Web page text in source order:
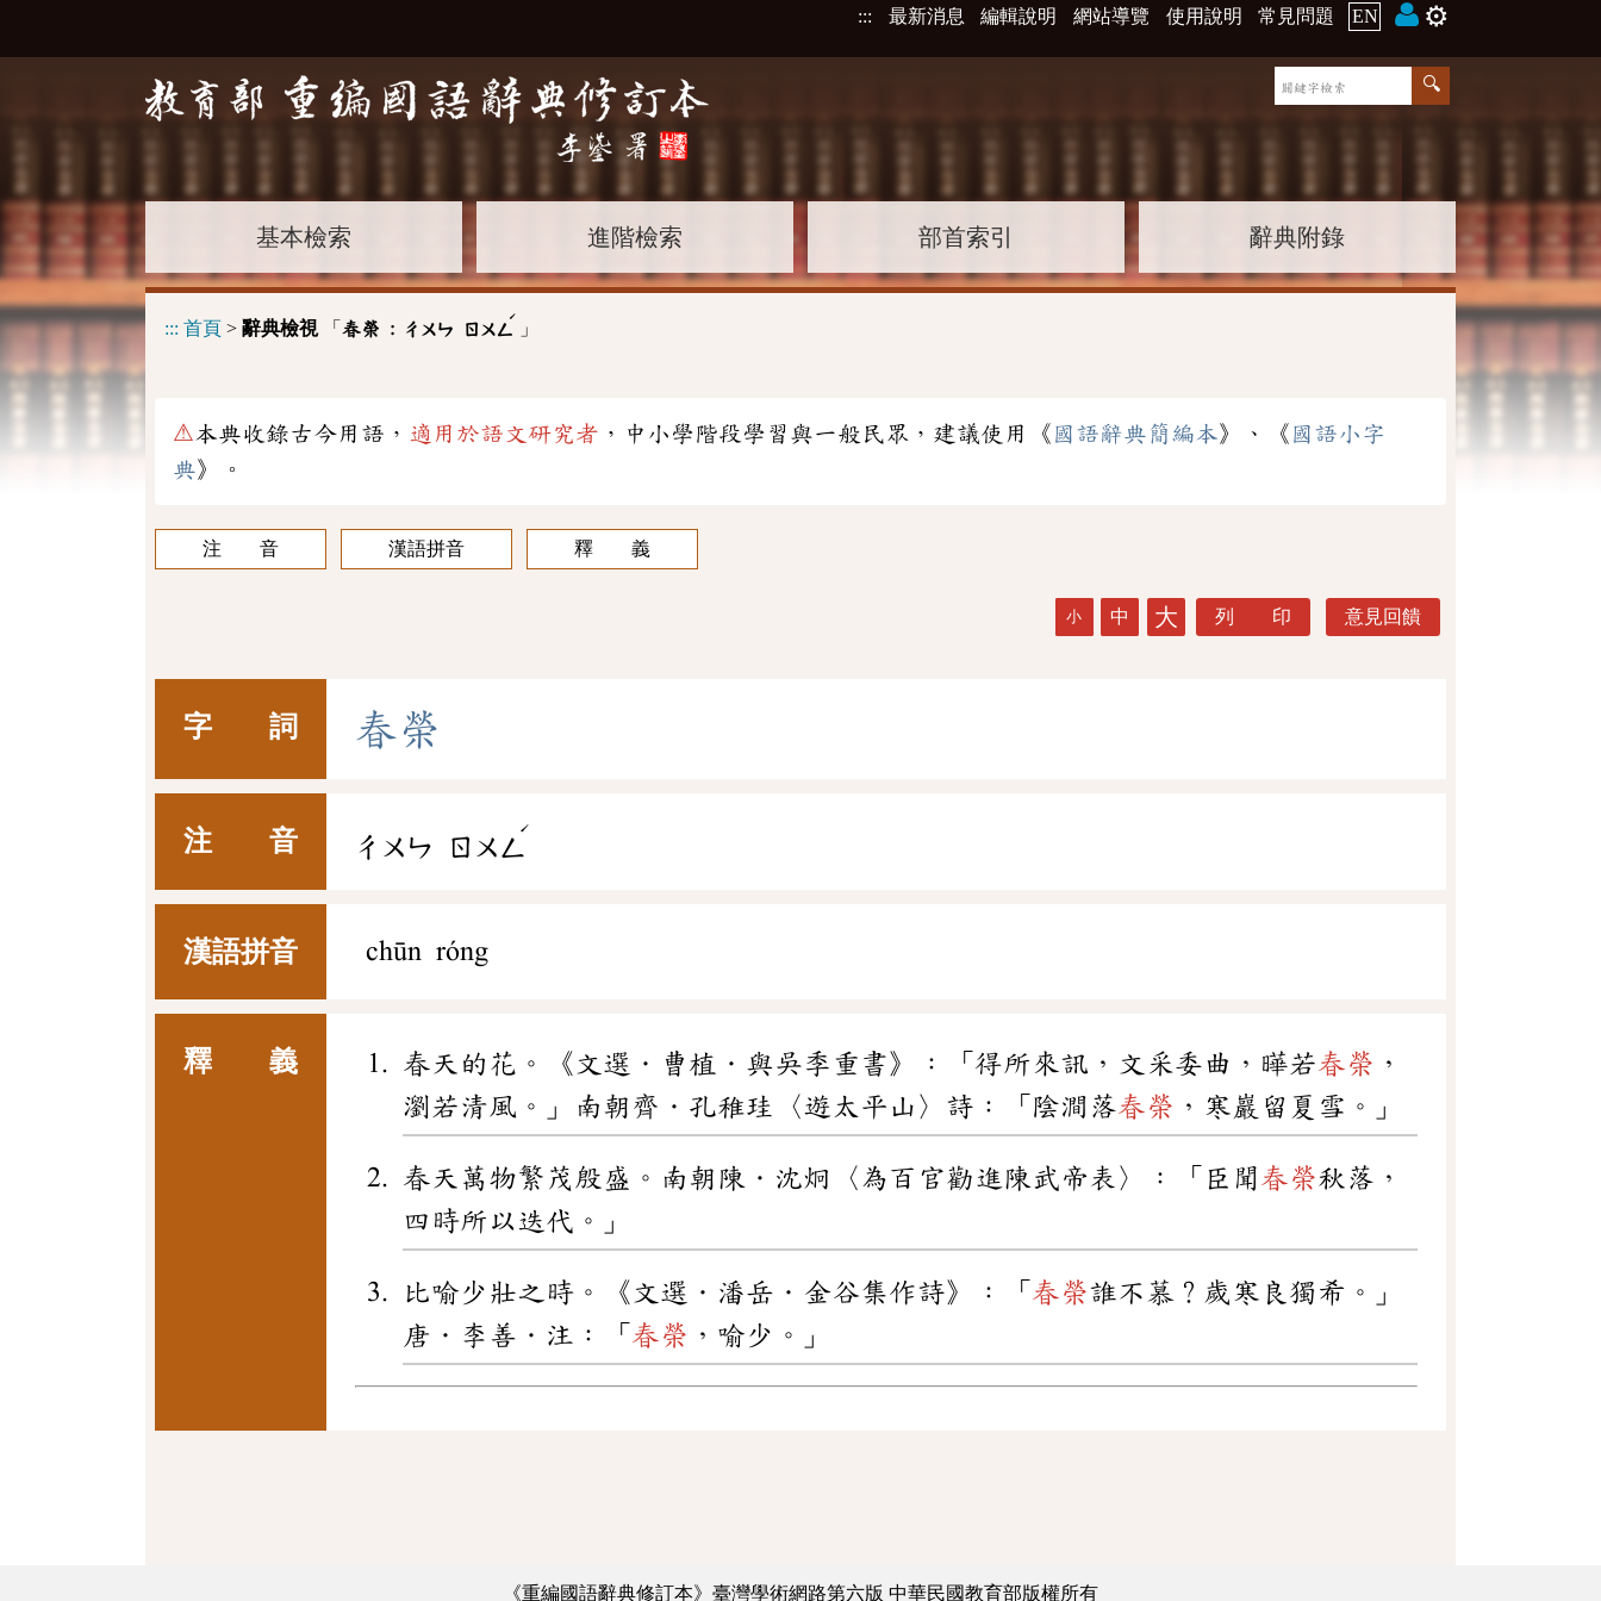
::: 最新消息 編輯說明 網站導覽 使用說明 常見問題 EN ⚙️
基本檢索 進階檢索 部首索引 辭典附錄
::: 首頁 > 辭典檢視「 春榮 : ㄔㄨㄣ ㄖㄨㄥ
ˊ
」
⚠本典收錄古今用語， 適用於語文研究者 ，中小學階段學習與一般民眾，建議使用《 國語辭典簡編本》、《 國語小字
典》。
注 音 漢語拼音 釋 義
小 中 大 列 印 意見回饋
字 詞 春榮
注 音 ㄔㄨㄣ ㄖㄨㄥ
ˊ
漢語拼音 chūn róng
釋 義 春天的花。《文選．曹植．與吳季重書》：「得所來訊，文采委曲，曄若春榮 ，
瀏若清風。」南朝齊．孔稚珪〈遊太平山〉詩：「陰澗落春榮 ，寒巖留夏雪。」
春天萬物繁茂殷盛。南朝陳．沈炯〈為百官勸進陳武帝表〉：「臣聞春榮秋落，
四時所以迭代。」
比喻少壯之時。《文選．潘岳．金谷集作詩》：「 春榮誰不慕？歲寒良獨希。」
唐．李善．注：「 春榮 ，喻少。」
《重編國語辭典修訂本》臺灣學術網路第六版 中華民國教育部版權所有